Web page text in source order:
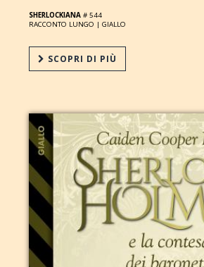
SHERLOCKIANA # 544
RACCONTO LUNGO |GIALLO
SCOPRI DI PIÙ